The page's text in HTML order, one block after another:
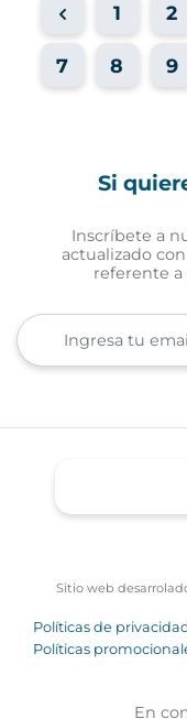
1 2
7 8 9
Si
Inscríbete a
actualizado
referente a
Sitio web
Políticas de
Políticas
En